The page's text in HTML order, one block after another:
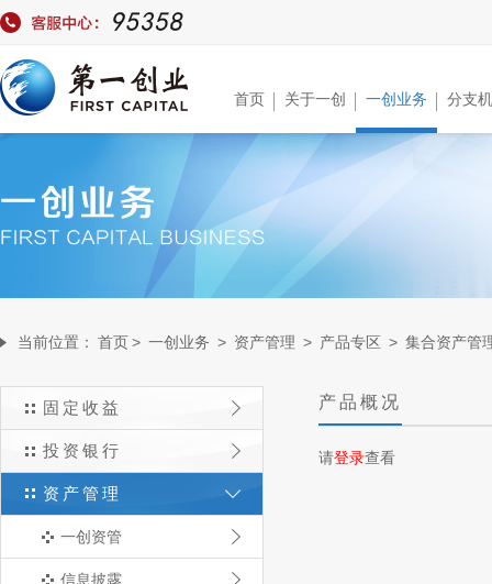
首页 关于一创 一创业务 分支
当前位置： 首页> 一创业务 > 资产管理 > 产品专区 > 集合资产管
固定收益
投资银行
资产管理
一创资管
信息披露
产品概况
请登录查看